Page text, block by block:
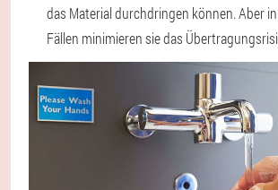
das Material durchdringen können. Aber
Fällen minimieren sie das